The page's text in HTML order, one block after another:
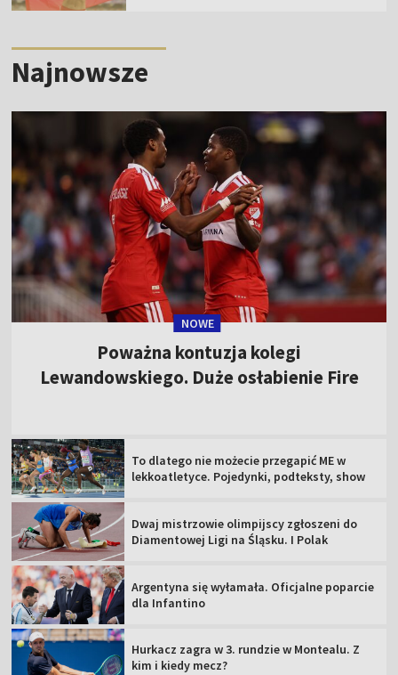
Najnowsze
NOWE
Poważna kontuzja kolegi
Lewandowskiego. Duże osłabienie Fire
To dlatego nie możecie przegapić ME w
lekkoatletyce. Pojedynki, podteksty, show
Dwaj mistrzowie olimpijscy zgłoszeni do
Diamentowej Ligi na Śląsku. I Polak
Argentyna się wyłamała. Oficjalne poparcie
dla Infantino
Hurkacz zagra w 3. rundzie w Montealu. Z
kim i kiedy mecz?